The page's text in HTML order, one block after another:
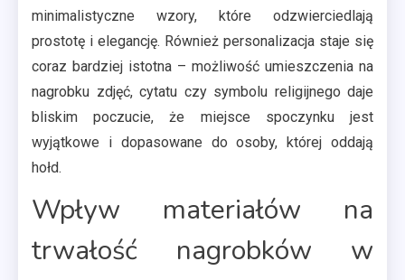
minimalistyczne wzory, które odzwierciedlają
prostotę i elegancję. Również personalizacja staje się
coraz bardziej istotna – możliwość umieszczenia na
nagrobku zdjęć, cytatu czy symbolu religijnego daje
bliskim poczucie, że miejsce spoczynku jest
wyjątkowe i dopasowane do osoby, której oddają
hołd.
Wpływ materiałów na
trwałość nagrobków w